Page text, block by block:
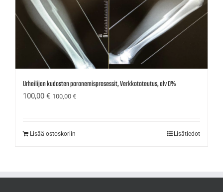
Urheilijan kudosten paranemisprosessit, Verkkototeutus, alv 0%
100,00 € 100,00 €
Lisää ostoskoriin Lisätiedot